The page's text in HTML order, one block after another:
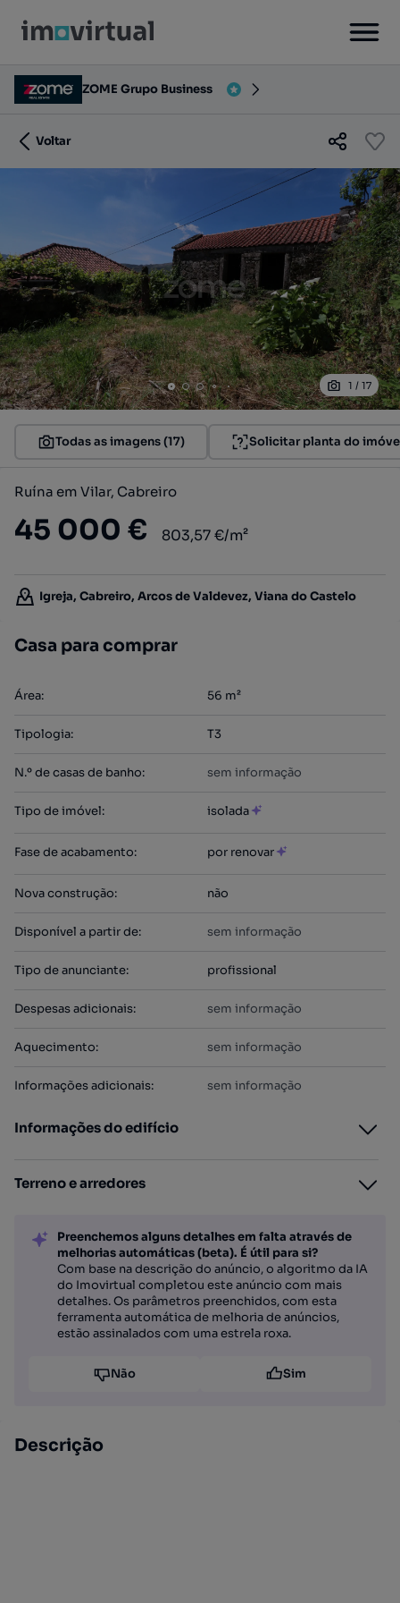
ZOME Grupo Business
Voltar
1 / 17
Todas as imagens (17) Solicitar planta do
Ruína em Vilar, Cabreiro
45 000 € 803,57 €/m²
Igreja, Cabreiro, Arcos de Valdevez, Viana do Castelo
Casa para comprar
Área: 56 m²
Tipologia: T3
N.º de casas de banho: sem informação
Tipo de imóvel: isolada
Fase de acabamento: por renovar
Nova construção: não
Disponível a partir de: sem informação
Tipo de anunciante: profissional
Despesas adicionais: sem informação
Aquecimento: sem informação
Informações adicionais: sem informação
Informações do edifício
Terreno e arredores
Preenchemos alguns detalhes em falta através de
melhorias automáticas (beta). É útil para si?
Com base na descrição do anúncio, o algoritmo da IA
do Imovirtual completou este anúncio com mais
detalhes. Os parâmetros preenchidos, com esta
ferramenta automática de melhoria de anúncios,
estão assinalados com uma estrela roxa.
Não Sim
Descrição